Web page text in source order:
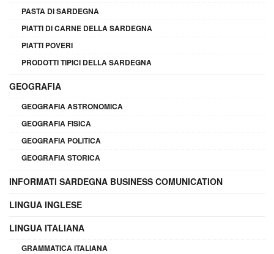
PASTA DI SARDEGNA
PIATTI DI CARNE DELLA SARDEGNA
PIATTI POVERI
PRODOTTI TIPICI DELLA SARDEGNA
GEOGRAFIA
GEOGRAFIA ASTRONOMICA
GEOGRAFIA FISICA
GEOGRAFIA POLITICA
GEOGRAFIA STORICA
INFORMATI SARDEGNA BUSINESS COMUNICATION
LINGUA INGLESE
LINGUA ITALIANA
GRAMMATICA ITALIANA